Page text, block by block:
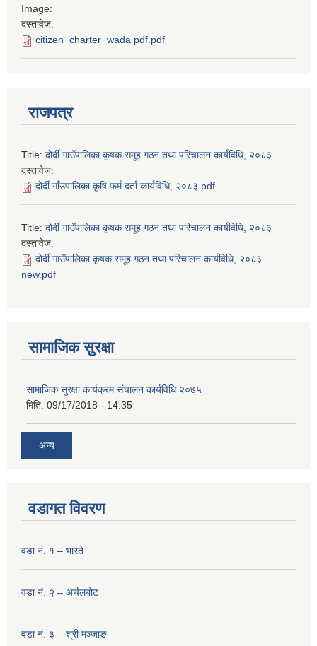
Image:
दस्तावेज:
citizen_charter_wada pdf.pdf
राजपत्र
Title: दोर्दी गाउँपालिका कृषक समूह गठन तथा परिचालन कार्यविधि, २०८३
दस्तावेज:
दोर्दी गाँउपालिका कृषि फर्म दर्ता कार्यविधि, २०८३.pdf
Title: दोर्दी गाउँपालिका कृषक समूह गठन तथा परिचालन कार्यविधि, २०८३
दस्तावेज:
दोर्दी गाउँपालिका कृषक समूह गठन तथा परिचालन कार्यविधि, २०८३
new.pdf
सामाजिक सुरक्षा
सामाजिक सुरक्षा कार्यक्रम संचालन कार्यविधि २०७५
मिति: 09/17/2018 - 14:35
अन्य
वडागत विवरण
वडा नं. १ – भारते
वडा नं. २ – अर्चलबोट
वडा नं. ३ – श्री मञ्‍जाङ